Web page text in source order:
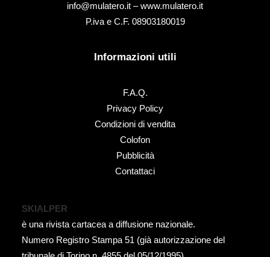
info@mulatero.it –www.mulatero.it
P.iva e C.F. 08903180019
Informazioni utili
F.A.Q.
Privacy Policy
Condizioni di vendita
Colofon
Pubblicità
Contattaci
SKIALPER
è una rivista cartacea a diffusione nazionale.
Numero Registro Stampa 51 (già autorizzazione del